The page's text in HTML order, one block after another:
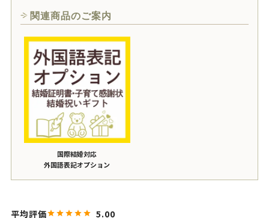
関連商品のご案内
国際結婚対応
外国語表記オプション
5.00